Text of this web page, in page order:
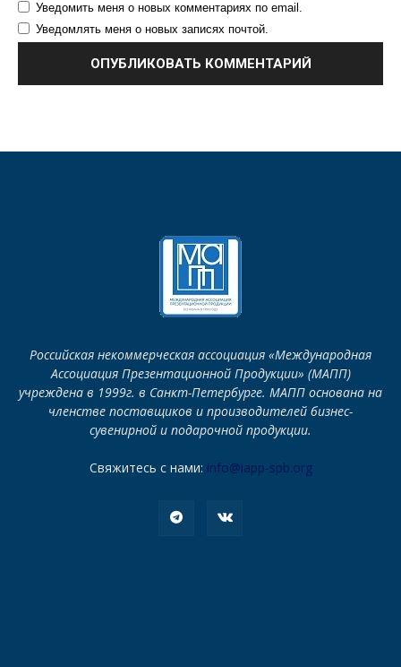
Уведомить меня о новых комментариях по email.
Уведомлять меня о новых записях почтой.
Российская некоммерческая ассоциация «Международная
Ассоциация Презентационной Продукции» (МАПП)
учреждена в 1999г. в Санкт-Петербурге. МАПП основана на
членстве поставщиков и производителей бизнес-
сувенирной и подарочной продукции.
Свяжитесь с нами: info@iapp-spb.org